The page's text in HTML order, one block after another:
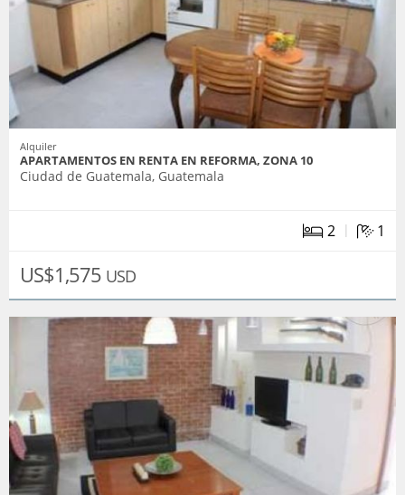
Alquiler
APARTAMENTOS EN RENTA EN REFORMA, ZONA 10
Ciudad de Guatemala, Guatemala
2 | 1
US$1,575 USD